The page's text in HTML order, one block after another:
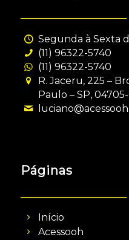
Segunda à Sexta
(11) 96322-5740
(11) 96322-5740
R. Jaceru, 225 –
Paulo – SP,
Páginas
Início
Acessooh